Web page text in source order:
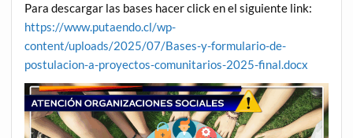
Para descargar las bases hacer click en el siguiente link:
https://www.putaendo.cl/wp-
content/uploads/2025/07/Bases-y-formulario-de-
postulacion-a-proyectos-comunitarios-2025-final.docx